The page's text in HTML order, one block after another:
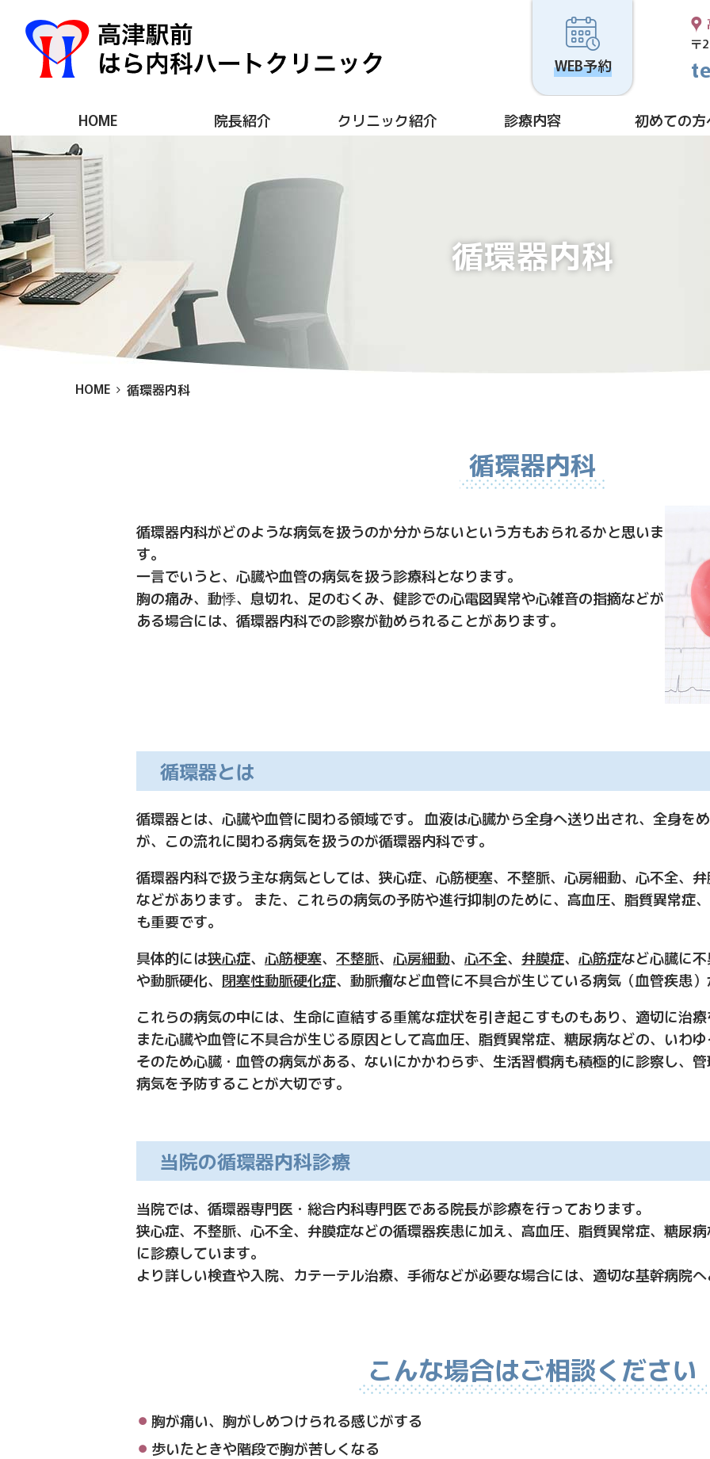
〒
WEB予約
HOME 院長紹介 クリニック紹介 診療内容 初めての方
循環器内科
HOME 循環器内科
循環器内科
循環器内科がどのような病気を扱うのか分からないという方もおられるかと思いま
す。
一言でいうと、心臓や血管の病気を扱う診療科となります。
胸の痛み、動悸、息切れ、足のむくみ、健診での心電図異常や心雑音の指摘などが
ある場合には、循環器内科での診察が勧められることがあります。
循環器とは
循環器とは、心臓や血管に関わる領域です。 血液は心臓から全身へ送り出され、全身を
が、この流れに関わる病気を扱うのが循環器内科です。
循環器内科で扱う主な病気としては、狭心症、心筋梗塞、不整脈、心房細動、心不全、
などがあります。 また、これらの病気の予防や進行抑制のために、高血圧、脂質異常症
も重要です。
具体的には狭心症、 心筋梗塞、 不整脈、 心房細動、 心不全、 弁膜症、 心筋症など心臓に
や動脈硬化、 閉塞性動脈硬化症、動脈瘤など血管に不具合が生じている病気（血管疾患
これらの病気の中には、生命に直結する重篤な症状を引き起こすものもあり、適切に治
また心臓や血管に不具合が生じる原因として高血圧、脂質異常症、糖尿病などの、いわ
そのため心臓・血管の病気がある、ないにかかわらず、生活習慣病も積極的に診察し、
病気を予防することが大切です。
当院の循環器内科診療
当院では、循環器専門医・総合内科専門医である院長が診療を行っております。
狭心症、不整脈、心不全、弁膜症などの循環器疾患に加え、高血圧、脂質異常症、糖尿
に診療しています。
より詳しい検査や入院、カテーテル治療、手術などが必要な場合には、適切な基幹病院
こんな場合はご相談ください
胸が痛い、胸がしめつけられる感じがする
歩いたときや階段で胸が苦しくなる